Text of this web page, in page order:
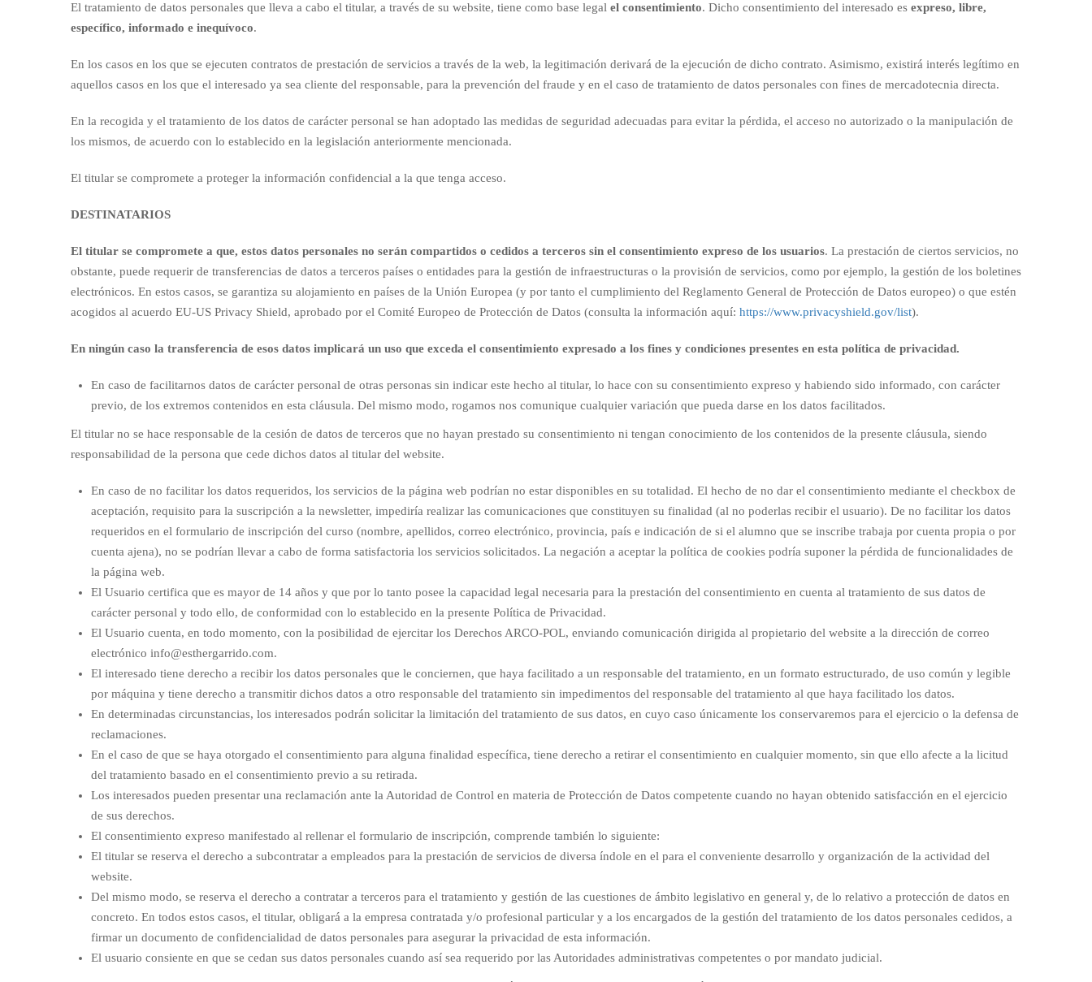
El tratamiento de datos personales que lleva a cabo el titular, a través de su website, tiene como base legal el consentimiento. Dicho consentimiento del interesado es expreso, libre,
específico, informado e inequívoco.
En los casos en los que se ejecuten contratos de prestación de servicios a través de la web, la legitimación derivará de la ejecución de dicho contrato. Asimismo, existirá interés legítimo en
aquellos casos en los que el interesado ya sea cliente del responsable, para la prevención del fraude y en el caso de tratamiento de datos personales con fines de mercadotecnia directa.
En la recogida y el tratamiento de los datos de carácter personal se han adoptado las medidas de seguridad adecuadas para evitar la pérdida, el acceso no autorizado o la manipulación de
los mismos, de acuerdo con lo establecido en la legislación anteriormente mencionada.
El titular se compromete a proteger la información confidencial a la que tenga acceso.
DESTINATARIOS
El titular se compromete a que, estos datos personales no serán compartidos o cedidos a terceros sin el consentimiento expreso de los usuarios. La prestación de ciertos servicios, no
obstante, puede requerir de transferencias de datos a terceros países o entidades para la gestión de infraestructuras o la provisión de servicios, como por ejemplo, la gestión de los boletines
electrónicos. En estos casos, se garantiza su alojamiento en países de la Unión Europea (y por tanto el cumplimiento del Reglamento General de Protección de Datos europeo) o que estén
acogidos al acuerdo EU-US Privacy Shield, aprobado por el Comité Europeo de Protección de Datos (consulta la información aquí: https://www.privacyshield.gov/list).
En ningún caso la transferencia de esos datos implicará un uso que exceda el consentimiento expresado a los fines y condiciones presentes en esta política de privacidad.
En caso de facilitarnos datos de carácter personal de otras personas sin indicar este hecho al titular, lo hace con su consentimiento expreso y habiendo sido informado, con carácter
previo, de los extremos contenidos en esta cláusula. Del mismo modo, rogamos nos comunique cualquier variación que pueda darse en los datos facilitados.
El titular no se hace responsable de la cesión de datos de terceros que no hayan prestado su consentimiento ni tengan conocimiento de los contenidos de la presente cláusula, siendo
responsabilidad de la persona que cede dichos datos al titular del website.
En caso de no facilitar los datos requeridos, los servicios de la página web podrían no estar disponibles en su totalidad. El hecho de no dar el consentimiento mediante el checkbox de
aceptación, requisito para la suscripción a la newsletter, impediría realizar las comunicaciones que constituyen su finalidad (al no poderlas recibir el usuario). De no facilitar los datos
requeridos en el formulario de inscripción del curso (nombre, apellidos, correo electrónico, provincia, país e indicación de si el alumno que se inscribe trabaja por cuenta propia o por
cuenta ajena), no se podrían llevar a cabo de forma satisfactoria los servicios solicitados. La negación a aceptar la política de cookies podría suponer la pérdida de funcionalidades de
la página web.
El Usuario certifica que es mayor de 14 años y que por lo tanto posee la capacidad legal necesaria para la prestación del consentimiento en cuenta al tratamiento de sus datos de
carácter personal y todo ello, de conformidad con lo establecido en la presente Política de Privacidad.
El Usuario cuenta, en todo momento, con la posibilidad de ejercitar los Derechos ARCO-POL, enviando comunicación dirigida al propietario del website a la dirección de correo
electrónico info@esthergarrido.com.
El interesado tiene derecho a recibir los datos personales que le conciernen, que haya facilitado a un responsable del tratamiento, en un formato estructurado, de uso común y legible
por máquina y tiene derecho a transmitir dichos datos a otro responsable del tratamiento sin impedimentos del responsable del tratamiento al que haya facilitado los datos.
En determinadas circunstancias, los interesados podrán solicitar la limitación del tratamiento de sus datos, en cuyo caso únicamente los conservaremos para el ejercicio o la defensa de
reclamaciones.
En el caso de que se haya otorgado el consentimiento para alguna finalidad específica, tiene derecho a retirar el consentimiento en cualquier momento, sin que ello afecte a la licitud
del tratamiento basado en el consentimiento previo a su retirada.
Los interesados pueden presentar una reclamación ante la Autoridad de Control en materia de Protección de Datos competente cuando no hayan obtenido satisfacción en el ejercicio
de sus derechos.
El consentimiento expreso manifestado al rellenar el formulario de inscripción, comprende también lo siguiente:
El titular se reserva el derecho a subcontratar a empleados para la prestación de servicios de diversa índole en el para el conveniente desarrollo y organización de la actividad del
website.
Del mismo modo, se reserva el derecho a contratar a terceros para el tratamiento y gestión de las cuestiones de ámbito legislativo en general y, de lo relativo a protección de datos en
concreto. En todos estos casos, el titular, obligará a la empresa contratada y/o profesional particular y a los encargados de la gestión del tratamiento de los datos personales cedidos, a
firmar un documento de confidencialidad de datos personales para asegurar la privacidad de esta información.
El usuario consiente en que se cedan sus datos personales cuando así sea requerido por las Autoridades administrativas competentes o por mandato judicial.